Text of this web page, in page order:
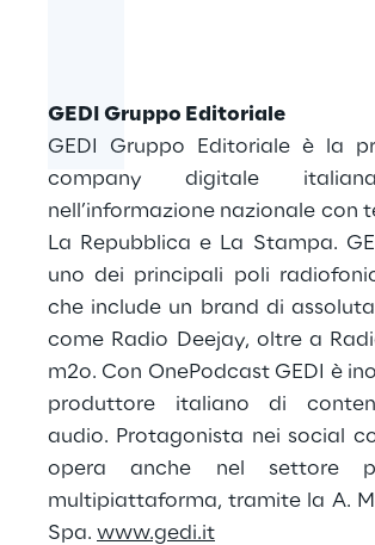
GEDI Gruppo Editoriale
GEDI Gruppo Editoriale è la
company digitale
nell’informazione nazionale con
La Repubblica e La Stampa.
uno dei principali poli
che include un brand di
come Radio Deejay, oltre a
m2o. Con OnePodcast GEDI è
produttore italiano di
audio. Protagonista nei social
opera anche nel settore
multipiattaforma, tramite la A.
Spa. www.gedi.it